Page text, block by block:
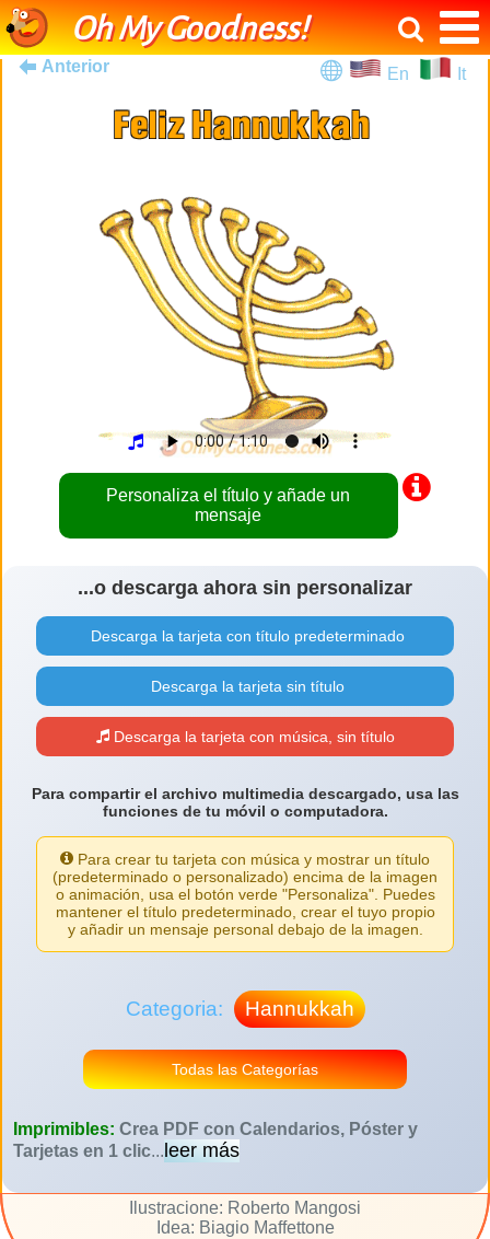
Oh My Goodness!
Anterior En It
Personaliza el título y añade un
mensaje
...o descarga ahora sin personalizar
Descarga la tarjeta con título predeterminado
Descarga la tarjeta sin título
Descarga la tarjeta con música, sin título
Para compartir el archivo multimedia descargado, usa las
funciones de tu móvil o computadora.
Para crear tu tarjeta con música y mostrar un título
(predeterminado o personalizado) encima de la imagen
o animación, usa el botón verde "Personaliza". Puedes
mantener el título predeterminado, crear el tuyo propio
y añadir un mensaje personal debajo de la imagen.
Categoria: Hannukkah
Todas las Categorías
Imprimibles: Crea PDF con Calendarios, Póster y
Tarjetas en 1 clic... leer más
Ilustracione: Roberto Mangosi
Idea: Biagio Maffettone